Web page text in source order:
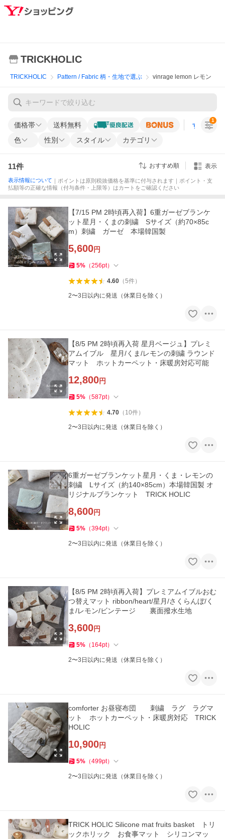
TRICKHOLIC
TRICKHOLIC Pattern / Fabric 柄・生地で選ぶ vinrage lemon レモン
価格帯 送料無料 すべての条
色 性別 スタイル カテゴリ
1
11件 おすすめ順 表示
表示情報について ｜ポイントは原則税抜価格を基準に付与されます｜ポイント・支
払額等の正確な情報（付与条件・上限等）はカートをご確認ください
【7/15 PM 2時頃再入荷】6重ガーゼブランケ
ット星月・くまの刺繍 Sサイズ（約70×85c
m）刺繍 ガーゼ 本場韓国製
5,600円
5% （256pt）
4.60（5件）
2〜3日以内に発送（休業日を除く）
【8/5 PM 2時頃再入荷 星月ベージュ】プレミ
アムイブル 星月/くま/レモンの刺繍 ラウンド
マット ホットカーペット・床暖房対応可能
12,800円
5% （587pt）
4.70（ 10件）
2〜3日以内に発送（休業日を除く）
6重ガーゼブランケット星月・くま・レモンの
刺繍 Lサイズ（約140×85cm）本場韓国製 オ
リジナルブランケット TRICK HOLIC
8,600円
5% （394pt）
2〜3日以内に発送（休業日を除く）
【8/5 PM 2時頃再入荷】プレミアムイブルおむ
つ替えマット ribbon/heart/星月/さくらんぼ/く
ま/レモン/ビンテージ 裏面撥水生地
3,600円
5% （ 164pt）
2〜3日以内に発送（休業日を除く）
comforter お昼寝布団 刺繍 ラグ ラグマ
ット ホットカーペット・床暖房対応 TRICK
HOLIC
10,900円
5% （499pt）
2〜3日以内に発送（休業日を除く）
TRICK HOLIC Silicone mat fruits basket トリ
ックホリック お食事マット シリコンマッ